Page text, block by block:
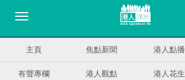
主頁 焦點新聞 港人點播
有聲專欄 港人觀點 港人花生